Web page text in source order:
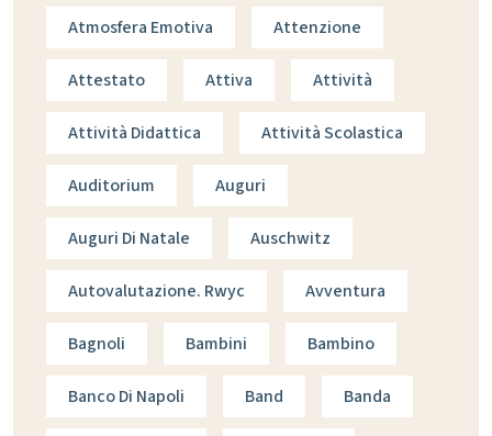
Atmosfera Emotiva Attenzione
Attestato Attiva Attività
Attività Didattica Attività Scolastica
Auditorium Auguri
Auguri Di Natale Auschwitz
Autovalutazione. Rwyc Avventura
Bagnoli Bambini Bambino
Banco Di Napoli Band Banda